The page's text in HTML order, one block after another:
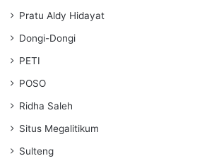
Pratu Aldy Hidayat
Dongi-Dongi
PETI
POSO
Ridha Saleh
Situs Megalitikum
Sulteng